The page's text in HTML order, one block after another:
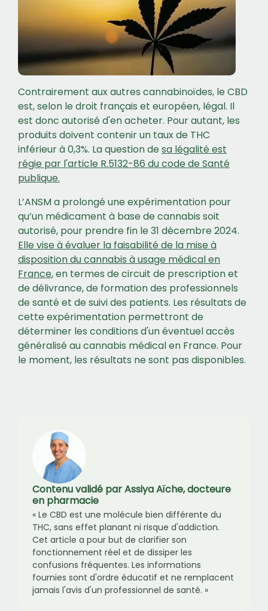
Contrairement aux autres cannabinoïdes, le CBD
est, selon le droit français et européen, légal. Il
est donc autorisé d'en acheter. Pour autant, les
produits doivent contenir un taux de THC
inférieur à 0,3%. La question desa légalité est
régie par l'article R.5132-86 du code de Santé
publique.
L’ANSM a prolongé une expérimentation pour
qu’un médicament à base de cannabis soit
autorisé, pour prendre fin le 31 décembre 2024.
Elle vise à évaluer la faisabilité de la mise à
disposition du cannabis à usage médical en
France, en termes de circuit de prescription et
de délivrance, de formation des professionnels
de santé et de suivi des patients. Les résultats de
cette expérimentation permettront de
déterminer les conditions d'un éventuel accès
généralisé au cannabis médical en France. Pour
le moment, les résultats ne sont pas disponibles.
Contenu validé par Assiya Aïche, docteure
en pharmacie
« Le CBD est une molécule bien différente du
THC, sans effet planant ni risque d'addiction.
Cet article a pour but de clarifier son
fonctionnement réel et de dissiper les
confusions fréquentes. Les informations
fournies sont d'ordre éducatif et ne remplacent
jamais l'avis d'un professionnel de santé. »